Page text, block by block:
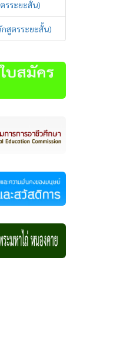
รระยะสั้น)
สูตรระยะสั้น)